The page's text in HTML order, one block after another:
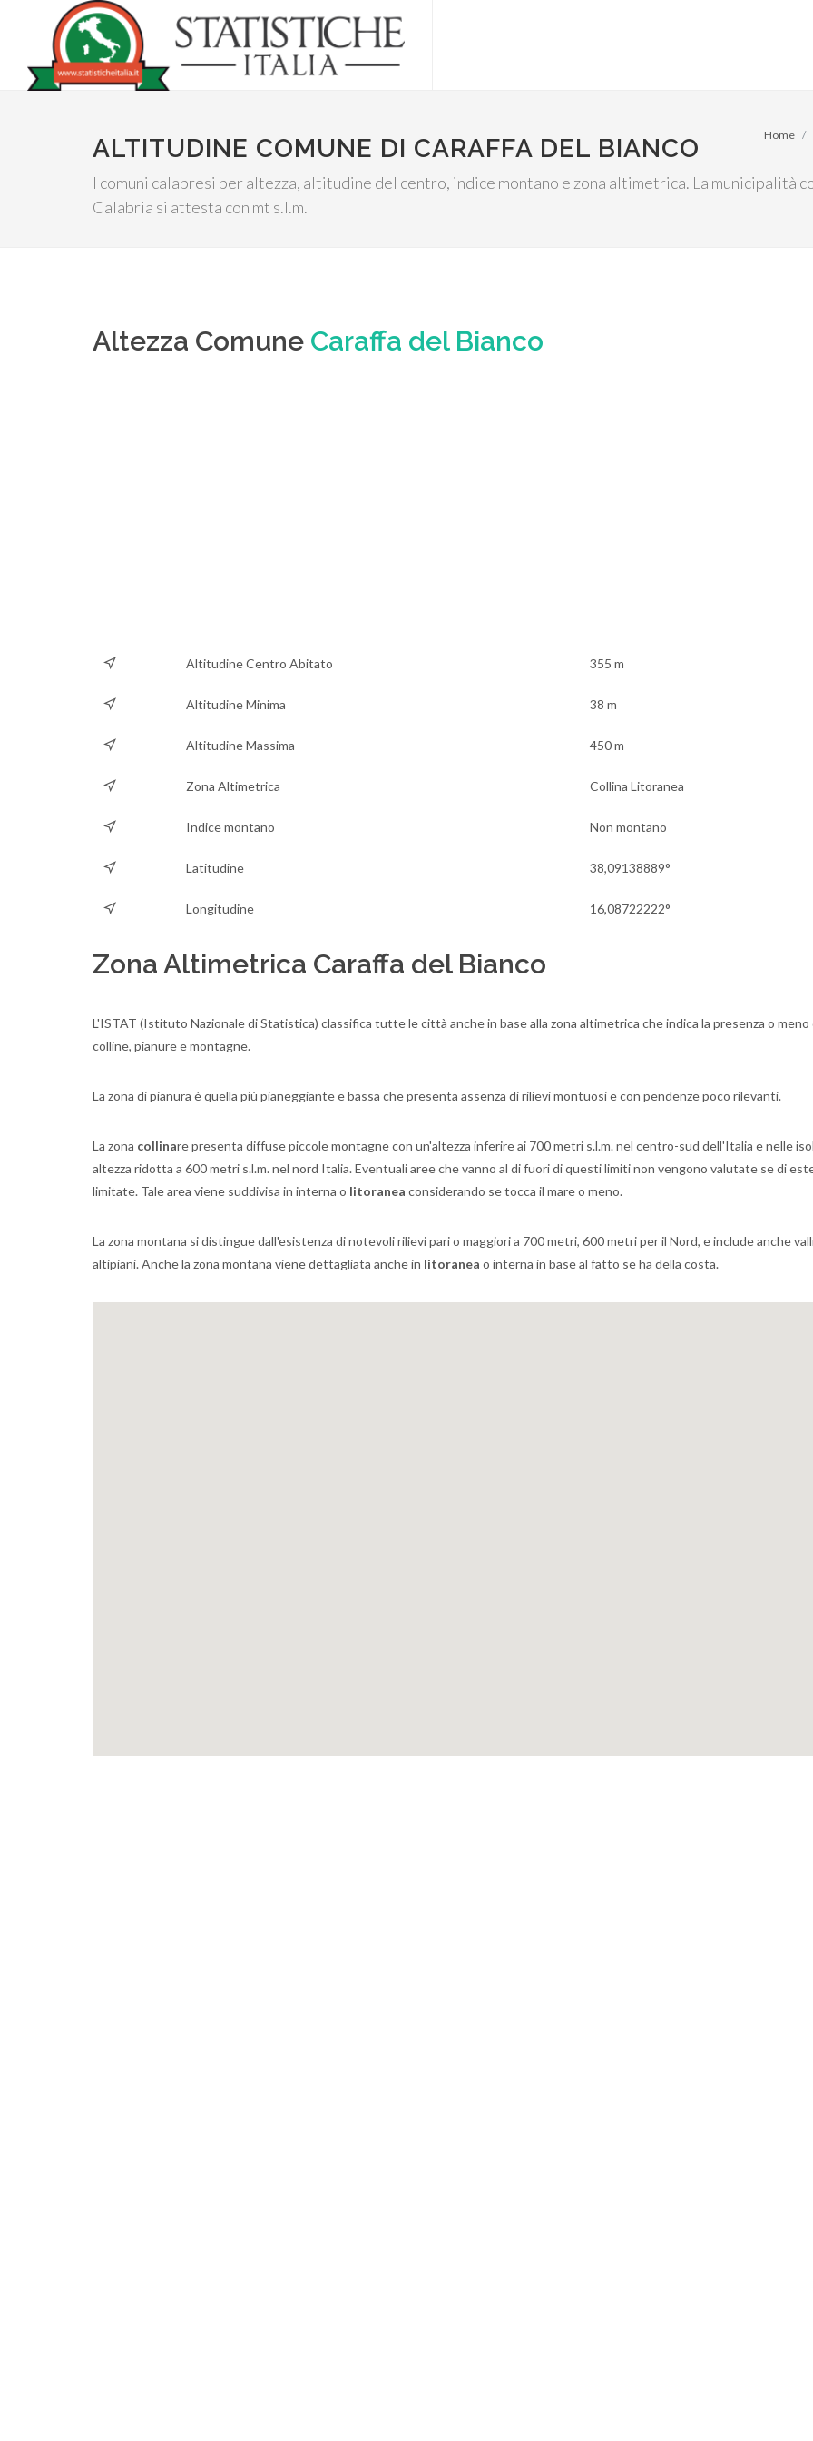
ALTITUDINE COMUNE DI CARAFFA DEL BIANCO
I comuni calabresi per altezza, altitudine del centro, indice montano e zona altimetrica. La municipalità
Calabria si attesta con mt s.l.m.
Home
Altezza Comune Caraffa del Bianco
Altitudine Centro Abitato 355 m
Altitudine Minima 38 m
Altitudine Massima 450 m
Zona Altimetrica Collina Litoranea
Indice montano Non montano
Latitudine 38,09138889°
Longitudine 16,08722222°
Zona Altimetrica Caraffa del Bianco
L'ISTAT (Istituto Nazionale di Statistica) classifica tutte le città anche in base alla zona altimetrica che indica la presenza o meno
colline, pianure e montagne.
La zona di pianura è quella più pianeggiante e bassa che presenta assenza di rilievi montuosi e con pendenze poco rilevanti.
La zona collinare presenta diffuse piccole montagne con un'altezza inferire ai 700 metri s.l.m. nel centro-sud dell'Italia e nelle
altezza ridotta a 600 metri s.l.m. nel nord Italia. Eventuali aree che vanno al di fuori di questi limiti non vengono valutate se di
limitate. Tale area viene suddivisa in interna o litoranea considerando se tocca il mare o meno.
La zona montana si distingue dall'esistenza di notevoli rilievi pari o maggiori a 700 metri, 600 metri per il Nord, e include anche
altipiani. Anche la zona montana viene dettagliata anche in litoranea o interna in base al fatto se ha della costa.